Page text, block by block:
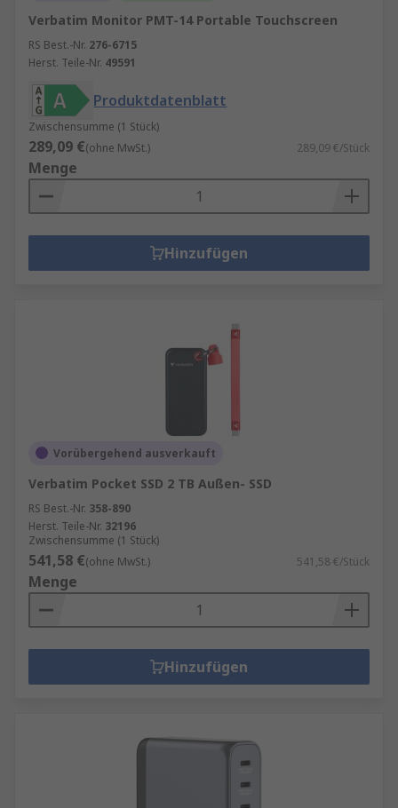
Verbatim Monitor PMT-14 Portable Touchscreen
RS Best.-Nr. 276-6715
Herst. Teile-Nr. 49591
Produktdatenblatt
Zwischensumme (1 Stück)
289,09 €(ohne MwSt.) 289,09 €/Stück
Menge
Hinzufügen
Vorübergehend ausverkauft
Verbatim Pocket SSD 2 TB Außen- SSD
RS Best.-Nr. 358-890
Herst. Teile-Nr. 32196
Zwischensumme (1 Stück)
541,58 €(ohne MwSt.) 541,58 €/Stück
Menge
Hinzufügen